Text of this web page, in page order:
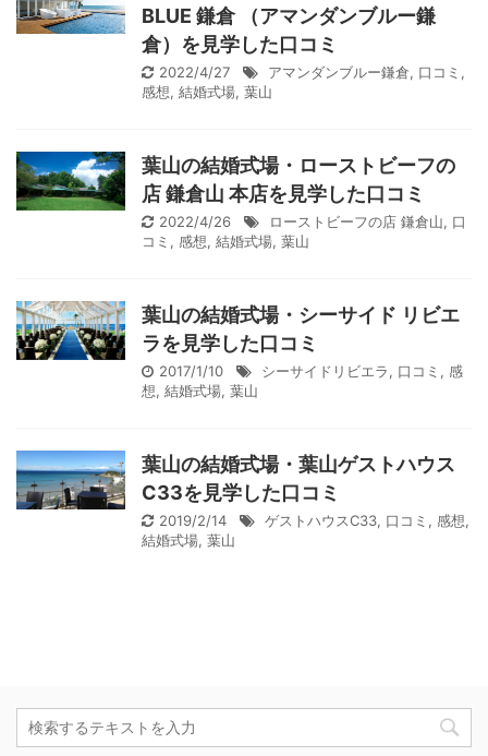
BLUE 鎌倉 （アマンダンブルー鎌
倉）を見学した口コミ
2022/4/27 アマンダンブルー鎌倉, 口コミ ,
感想, 結婚式場, 葉山
葉山の結婚式場・ローストビーフの
店 鎌倉山 本店を見学した口コミ
2022/4/26 ローストビーフの店 鎌倉山, 口
コミ , 感想, 結婚式場, 葉山
葉山の結婚式場・シーサイド リビエ
ラを見学した口コミ
2017/1/10 シーサイドリビエラ, 口コミ , 感
想, 結婚式場, 葉山
葉山の結婚式場・葉山ゲストハウス
C33を見学した口コミ
2019/2/14 ゲストハウスC33, 口コミ , 感想,
結婚式場, 葉山